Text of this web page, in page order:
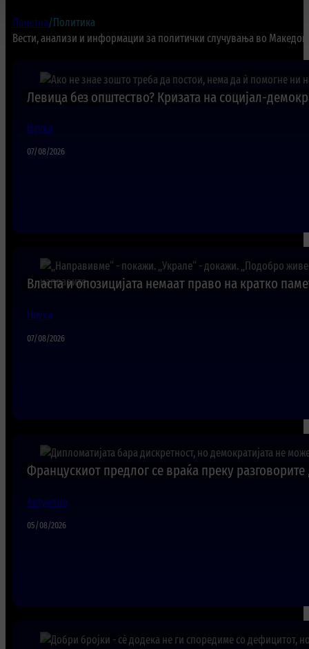
Почетна/Политика
Вести, анализи и информации за политички случувања во
Левица без општество? Кризата на социјал-
Наука
07/08/2026
Власта и опозицијата немаат право на кратко
Наука
07/08/2026
Францускиот предлог се враќа преку
Актуелно
05/08/2026